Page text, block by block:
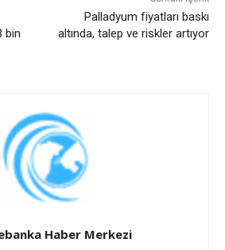
bin
Palladyum fiyatları baskı
altında, talep ve riskler artıyor
Haber Merkezi